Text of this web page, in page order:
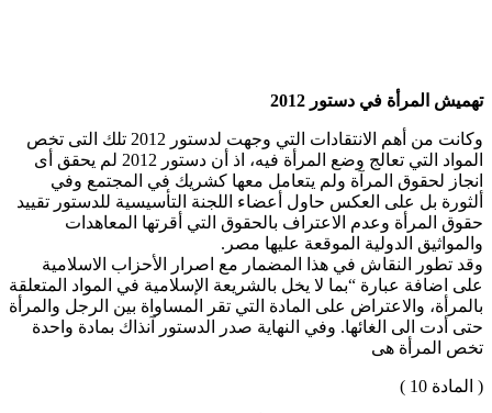
المرأة في دستور 2012
وكانت من أهم الانتقادات التي وجهت لدستور 2012 تلك التى تخص
المواد التي تعالج وضع المرأة فيه، اذ أن دستور 2012 لم يحقق أى
لحقوق المرآة ولم يتعامل معها كشريك في المجتمع وفي
بل على العكس حاول أعضاء اللجنة التأسيسية للدستور تقييد
المرأة وعدم الاعتراف بالحقوق التي أقرتها المعاهدات
الدولية الموقعة عليها مصر.
تطور النقاش في هذا المضمار مع اصرار الأحزاب الاسلامية
اضافة عبارة “بما لا يخل بالشريعة الإسلامية في المواد المتعلقة
والاعتراض على المادة التي تقر المساواة بين الرجل والمرأة
أدت الى الغائها. وفي النهاية صدر الدستور آنذاك بمادة واحدة
المرأة هى
المادة 10 )